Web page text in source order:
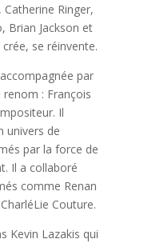
Ringer,
Brian Jackson et
crée, se réinvente.
par
: François
Il
univers de
par la force de
Il a collaboré
comme Renan
Couture.
Kevin Lazakis qui